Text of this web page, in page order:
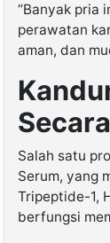
“Banyak pria
perawatan
aman, dan
Salah satu
Serum, yang
Tripeptide-1,
berfungsi